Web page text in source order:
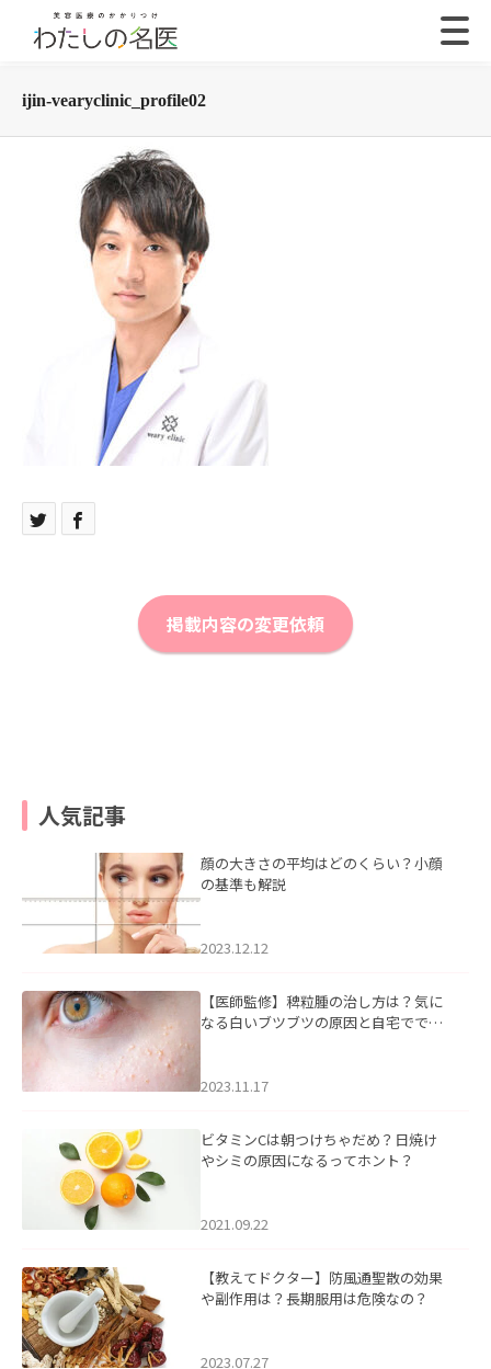
ijin-vearyclinic_profile02
掲載内容の変更依頼
人気記事
顔の大きさの平均はどのくらい？小顔
の基準も解説
2023.12.12
【医師監修】稗粒腫の治し方は？気に
なる白いブツブツの原因と自宅ででき
2023.11.17
ビタミンCは朝つけちゃだめ？日焼け
やシミの原因になるってホント？
2021.09.22
【教えてドクター】防風通聖散の効果
や副作用は？長期服用は危険なの？
2023.07.27